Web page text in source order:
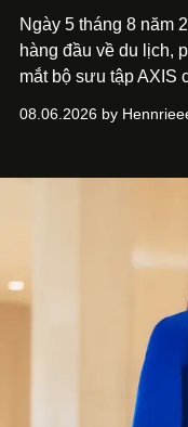
Ngày 5 tháng 8 năm
hàng đầu về du lịch,
mắt bộ sưu tập AXIS
và phong cách sống
08.06.2026 by